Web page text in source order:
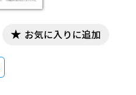
お気に入りに追加